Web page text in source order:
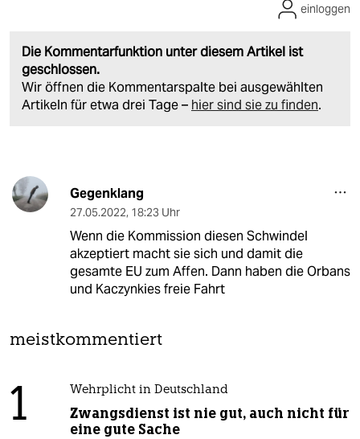
Die Kommentarfunktion unter diesem Artikel ist
geschlossen.
Wir öffnen die Kommentarspalte bei ausgewählten
Artikeln für etwa drei Tage – hier sind sie zu finden.
einloggen
Gegenklang
27.05.2022, 18:23 Uhr
Wenn die Kommission diesen Schwindel
akzeptiert macht sie sich und damit die
gesamte EU zum Affen. Dann haben die Orbans
und Kaczynkies freie Fahrt
meistkommentiert
1 Wehrplicht in Deutschland
Zwangsdienst ist nie gut, auch nicht für
eine gute Sache